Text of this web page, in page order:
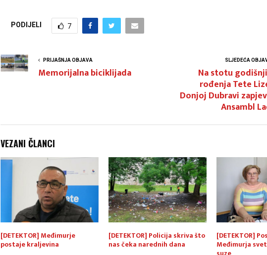
PODIJELI 7
PRIJAŠNJA OBJAVA
Memorijalna biciklijada
SLJEDEĆA
Na stotu
rođenja Tete
Donjoj Dubravi
Ansambl
VEZANI ČLANCI
[DETEKTOR] Međimurje
postaje kraljevina
[DETEKTOR] Policija skriva što
nas čeka narednih dana
[DETEKTOR]
Međimurja